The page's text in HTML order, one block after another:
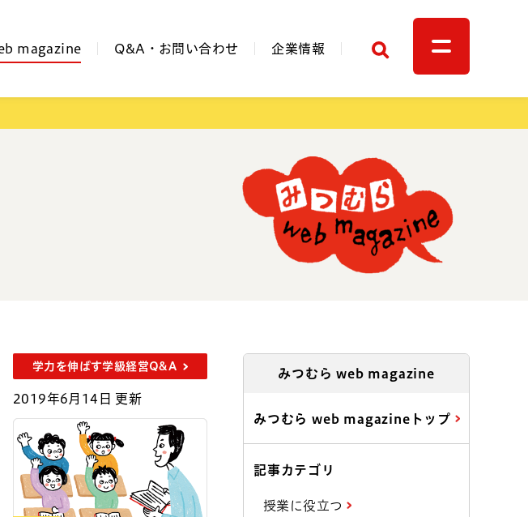
magazine Q&A・お問い合わせ 企業情報 検索
学力を伸ばす学級経営Q&A
2019年6月14日 更新
みつむら web magazine
みつむら web magazineトップ
記事カテゴリ
授業に役立つ